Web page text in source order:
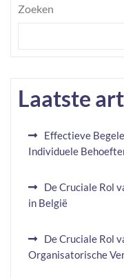
Zoeken
Laatste
Effectieve
Individuele
De Cruciale Rol
in België
De Cruciale Rol
Organisatorische